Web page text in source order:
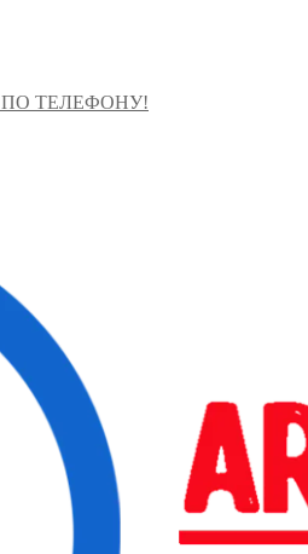
ТЕЛЕФОНУ!